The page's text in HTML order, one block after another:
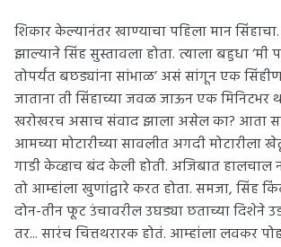
शिकार केल्यानंतर खाण्याचा पहिला मान
झाल्याने सिंह सुस्तावला होता. त्याला बहुधा ‘मी
तोपर्यंत बछड्यांना सांभाळ’ असं सांगून एक
जाताना ती सिंहाच्या जवळ जाऊन एक मिनिटभर
खरोखरच असाच संवाद झाला असेल का? आता
आमच्या मोटारीच्या सावलीत अगदी मोटारीला
गाडी केव्हाच बंद केली होती. अजिबात हालचाल
तो आम्हांला खुणांद्वारे करत होता. समजा, सिंह
दोन-तीन फूट उंचावरील उघड्या छताच्या दिशेने
तर... सारंच चित्तथरारक होतं. आम्हांला लवकर